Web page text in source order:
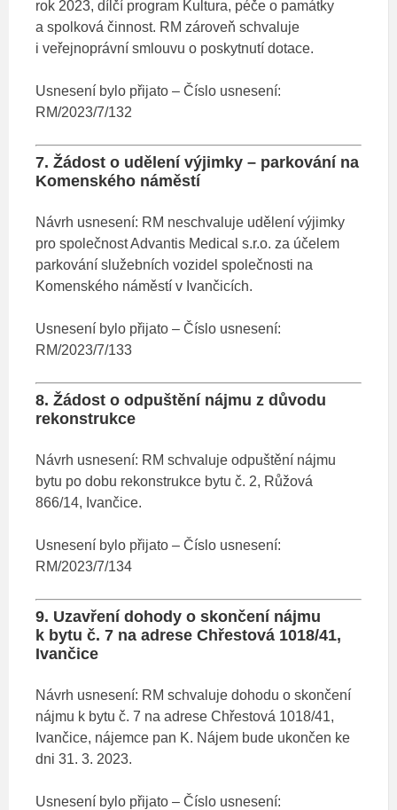
rok 2023, dílčí program Kultura, péče o památky
a spolková činnost. RM zároveň schvaluje
i veřejnoprávní smlouvu o poskytnutí dotace.
Usnesení bylo přijato – Číslo usnesení:
RM/2023/7/132
7. Žádost o udělení výjimky – parkování na
Komenského náměstí
Návrh usnesení: RM neschvaluje udělení výjimky
pro společnost Advantis Medical s.r.o. za účelem
parkování služebních vozidel společnosti na
Komenského náměstí v Ivančicích.
Usnesení bylo přijato – Číslo usnesení:
RM/2023/7/133
8. Žádost o odpuštění nájmu z důvodu
rekonstrukce
Návrh usnesení: RM schvaluje odpuštění nájmu
bytu po dobu rekonstrukce bytu č. 2, Růžová
866/14, Ivančice.
Usnesení bylo přijato – Číslo usnesení:
RM/2023/7/134
9. Uzavření dohody o skončení nájmu
k bytu č. 7 na adrese Chřestová 1018/41,
Ivančice
Návrh usnesení: RM schvaluje dohodu o skončení
nájmu k bytu č. 7 na adrese Chřestová 1018/41,
Ivančice, nájemce pan K. Nájem bude ukončen ke
dni 31. 3. 2023.
Usnesení bylo přijato – Číslo usnesení: